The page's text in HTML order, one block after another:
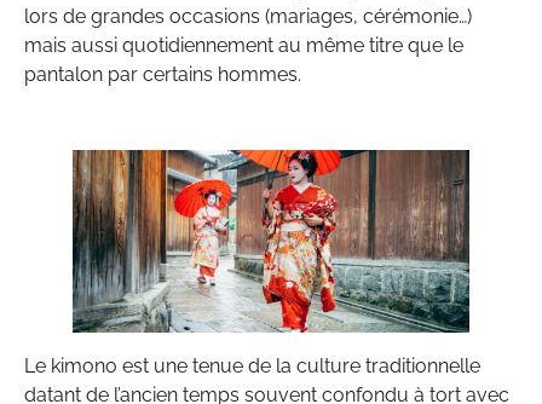
lors de grandes occasions (mariages, cérémonie…)
mais aussi quotidiennement au même titre que le
pantalon par certains hommes.
Le kimono est une tenue de la culture traditionnelle
datant de l’ancien temps souvent confondu à tort avec